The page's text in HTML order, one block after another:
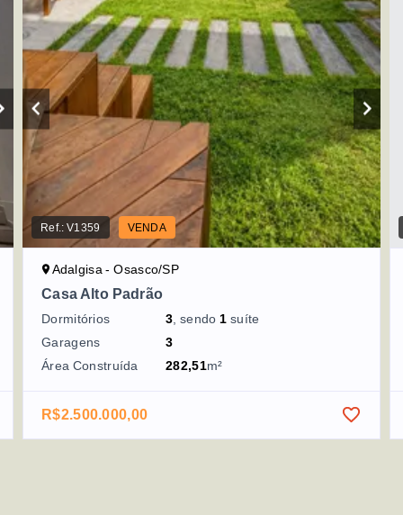
Ref.:V1359 VENDA
Adalgisa - Osasco/SP
Casa Alto Padrão
Dormitórios 3 , sendo 1 suíte
Garagens
3
Área Construída
282,51m²
R$2.500.000,00